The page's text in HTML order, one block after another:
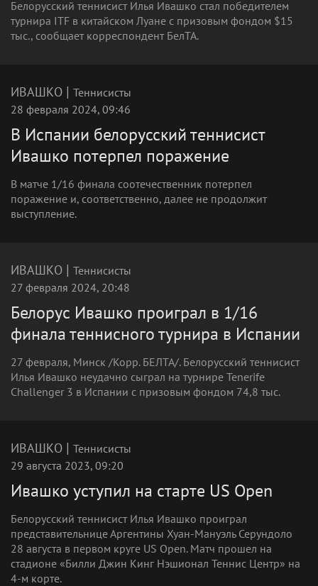
Белорусский теннисист Илья Ивашко стал победителем
турнира ITF в китайском Луане с призовым фондом $15
тыс., сообщает корреспондент БелТА.
ИВАШКО | Теннисисты
28 февраля 2024, 09:46
В Испании белорусский теннисист
Ивашко потерпел поражение
В матче 1/16 финала соотечественник потерпел
поражение и, соответственно, далее не продолжит
выступление.
ИВАШКО | Теннисисты
27 февраля 2024, 20:48
Белорус Ивашко проиграл в 1/16
финала теннисного турнира в Испании
27 февраля, Минск /Корр. БЕЛТА/. Белорусский теннисист
Илья Ивашко неудачно сыграл на турнире Tenerife
Challenger 3 в Испании с призовым фондом 74,8 тыс.
ИВАШКО | Теннисисты
29 августа 2023, 09:20
Ивашко уступил на старте US Open
Белорусский теннисист Илья Ивашко проиграл
представительнице Аргентины Хуан-Мануэль Серундоло
28 августа в первом круге US Open. Матч прошел на
стадионе «Билли Джин Кинг Нэшионал Теннис Центр» на
4-м корте.